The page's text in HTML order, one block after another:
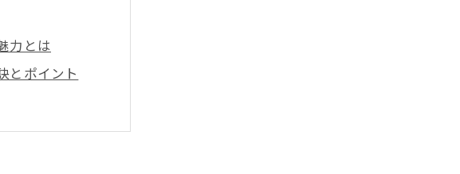
力とは
とポイント
説
るメリット